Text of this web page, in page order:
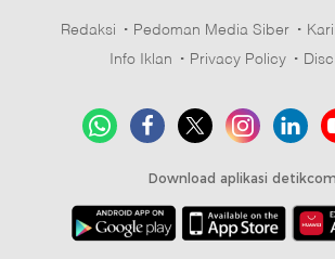
Redaksi Pedoman Media Siber
Info Iklan
Privacy Policy
Download aplikasi detikcom